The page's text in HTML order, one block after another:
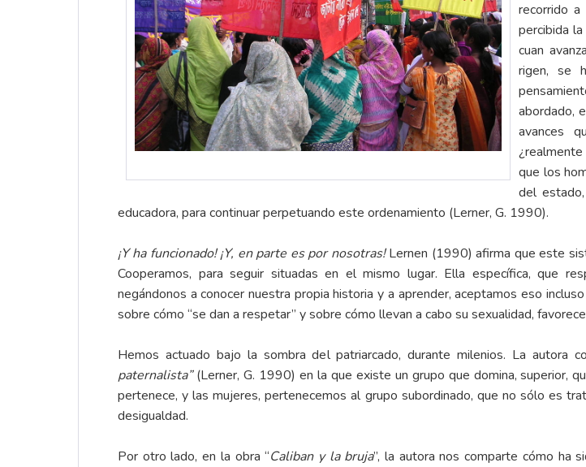
recorrido
percibida
cuan
rigen, se
abordado,
avances
que los
del
educadora, para continuar perpetuando este ordenamiento (Lerner, G. 1990).
¡Y ha funcionado! ¡Y, en parte es por nosotras!Lernen (1990) afirma que este
Cooperamos, para seguir situadas en el mismo lugar. Ella específica, que
negándonos a conocer nuestra propia historia y a aprender, aceptamos eso
sobre cómo “se dan a respetar” y sobre cómo llevan a cabo su sexualidad,
Hemos actuado bajo la sombra del patriarcado, durante milenios. La autora
paternalista”(Lerner, G. 1990) en la que existe un grupo que domina, superior,
pertenece, y las mujeres, pertenecemos al grupo subordinado, que no sólo es
desigualdad.
Por otro lado, en la obra “Caliban y la bruja”, la autora nos comparte cómo ha